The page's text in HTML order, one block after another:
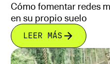
Cómo fomentar redes
en su propio suelo
LEER MÁS